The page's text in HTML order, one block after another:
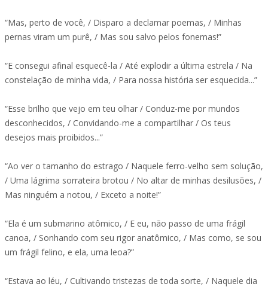
“Mas, perto de você, / Disparo a declamar poemas, / Minhas
pernas viram um purê, / Mas sou salvo pelos fonemas!”
“E consegui afinal esquecê-la / Até explodir a última estrela / Na
constelação de minha vida, / Para nossa história ser esquecida...”
“Esse brilho que vejo em teu olhar / Conduz-me por mundos
desconhecidos, / Convidando-me a compartilhar / Os teus
desejos mais proibidos...”
“Ao ver o tamanho do estrago / Naquele ferro-velho sem solução,
/ Uma lágrima sorrateira brotou / No altar de minhas desilusões, /
Mas ninguém a notou, / Exceto a noite!”
“Ela é um submarino atômico, / E eu, não passo de uma frágil
canoa, / Sonhando com seu rigor anatômico, / Mas como, se sou
um frágil felino, e ela, uma leoa?”
“Estava ao léu, / Cultivando tristezas de toda sorte, / Naquele dia